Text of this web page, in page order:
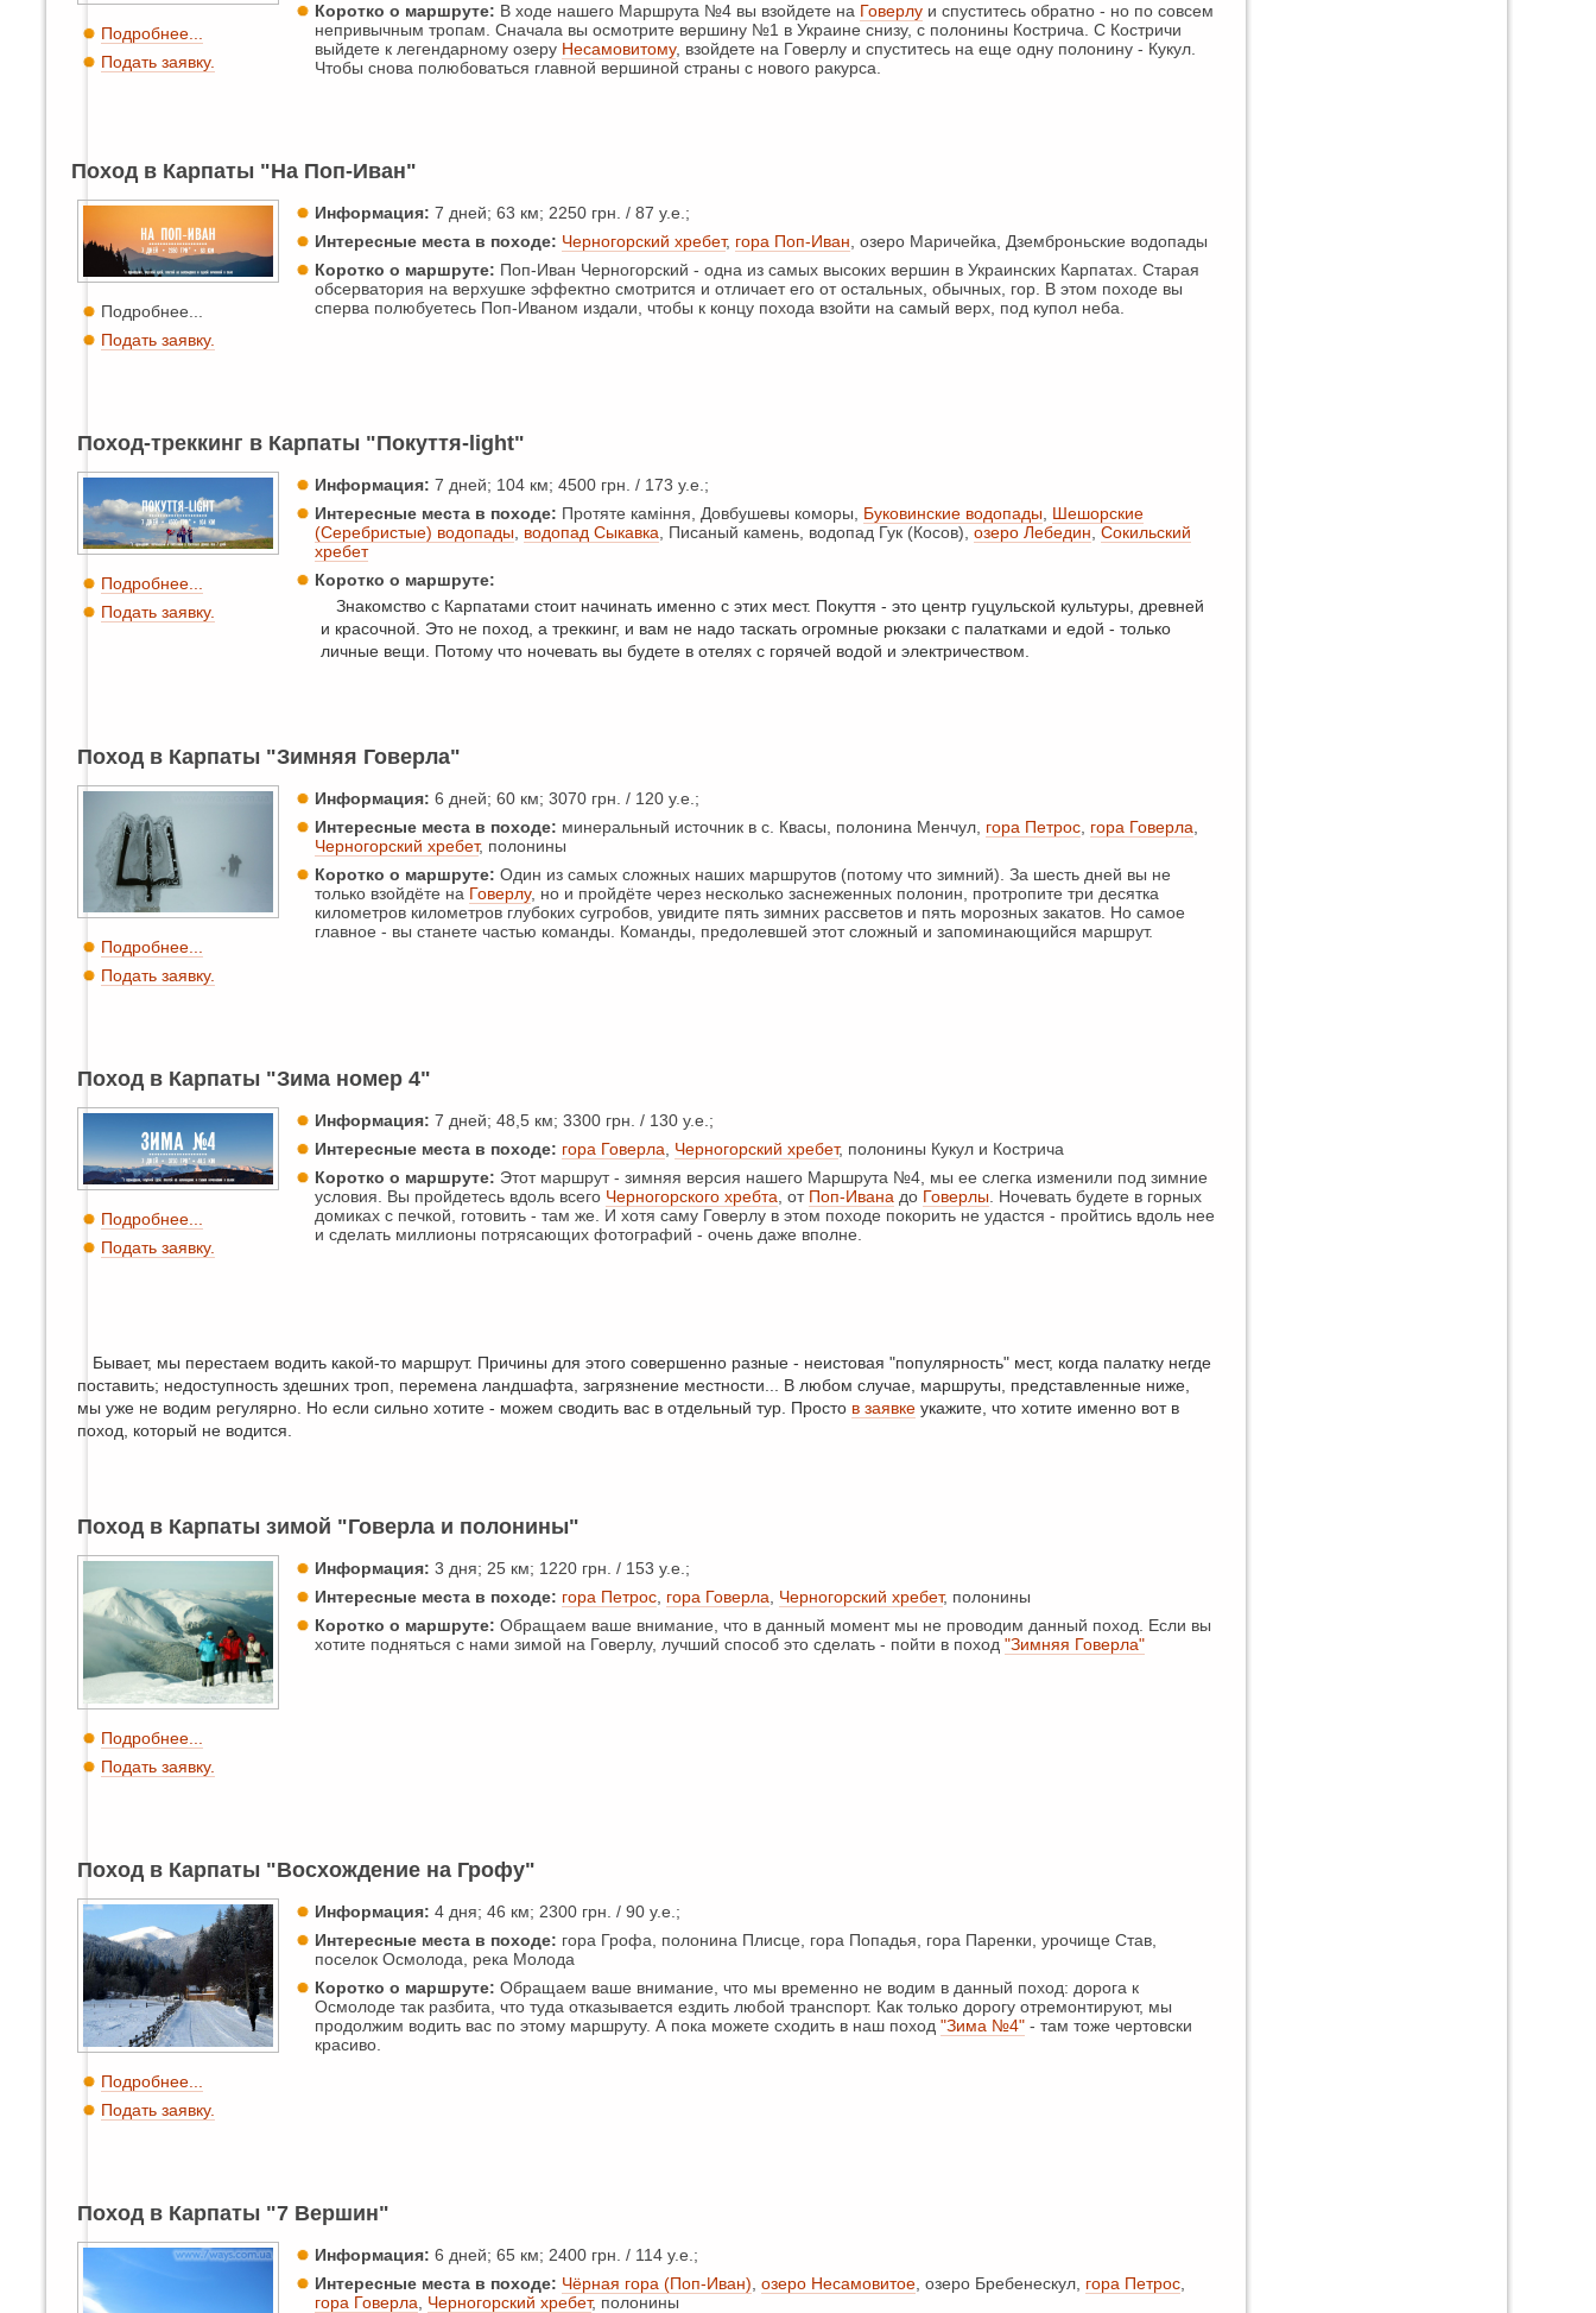
Подробнее...
Подать заявку.
Коротко о маршруте: В ходе нашего Маршрута №4 вы взойдете на Говерлу и спуститесь обратно - но по совсем
непривычным тропам. Сначала вы осмотрите вершину №1 в Украине снизу, с полонины Кострича. С Костричи
выйдете к легендарному озеру Несамовитому, взойдете на Говерлу и спуститесь на еще одну полонину - Кукул.
Чтобы снова полюбоваться главной вершиной страны с нового ракурса.
Поход в Карпаты "На Поп-Иван"
Подробнее...
Подать заявку.
Информация: 7 дней; 63 км; 2250 грн. / 87 у.е.;
Интересные места в походе: Черногорский хребет, гора Поп-Иван , озеро Маричейка, Дземброньские водопады
Коротко о маршруте: Поп-Иван Черногорский - одна из самых высоких вершин в Украинских Карпатах. Старая
обсерватория на верхушке эффектно смотрится и отличает его от остальных, обычных, гор. В этом походе вы
сперва полюбуетесь Поп-Иваном издали, чтобы к концу похода взойти на самый верх, под купол неба.
Поход-треккинг в Карпаты "Покуття-light"
Подробнее...
Подать заявку.
Информация: 7 дней; 104 км; 4500 грн. / 173 у.е.;
Интересные места в походе: Протяте каміння, Довбушевы коморы, Буковинские водопады Шешорские
(Серебристые) водопады водопад Сыкавка , Писаный камень, водопад Гук (Косов), озеро Лебедин Сокильский
хребет
Коротко о маршруте:
Знакомство с Карпатами стоит начинать именно с этих мест. Покуття - это центр гуцульской культуры, древней
и красочной. Это не поход, а треккинг, и вам не надо таскать огромные рюкзаки с палатками и едой - только
личные вещи. Потому что ночевать вы будете в отелях с горячей водой и электричеством.
Поход в Карпаты "Зимняя Говерла"
Подробнее...
Подать заявку.
Информация: 6 дней; 60 км; 3070 грн. / 120 у.е.;
Интересные места в походе: минеральный источник в с. Квасы, полонина Менчул, гора Петрос гора Говерла
Черногорский хребет, полонины
Коротко о маршруте: Один из самых сложных наших маршрутов (потому что зимний). За шесть дней вы не
только взойдёте на Говерлу, но и пройдёте через несколько заснеженных полонин, протропите три десятка
километров километров глубоких сугробов, увидите пять зимних рассветов и пять морозных закатов. Но самое
главное - вы станете частью команды. Команды, предолевшей этот сложный и запоминающийся маршрут.
Поход в Карпаты "Зима номер 4"
Подробнее...
Подать заявку.
Информация: 7 дней; 48,5 км; 3300 грн. / 130 у.е.;
Интересные места в походе: гора Говерла Черногорский хребет, полонины Кукул и Кострича
Коротко о маршруте: Этот маршрут - зимняя версия нашего Маршрута №4, мы ее слегка изменили под зимние
условия. Вы пройдетесь вдоль всего Черногорского хребта , от Поп-Ивана до Говерлы . Ночевать будете в горных
домиках с печкой, готовить - там же. И хотя саму Говерлу в этом походе покорить не удастся - пройтись вдоль нее
и сделать миллионы потрясающих фотографий - очень даже вполне.
Бывает, мы перестаем водить какой-то маршрут. Причины для этого совершенно разные - неистовая "популярность" мест, когда палатку негде
поставить; недоступность здешних троп, перемена ландшафта, загрязнение местности... В любом случае, маршруты, представленные ниже,
мы уже не водим регулярно. Но если сильно хотите - можем сводить вас в отдельный тур. Просто в заявке укажите, что хотите именно вот в
поход, который не водится.
Поход в Карпаты зимой "Говерла и полонины"
Подробнее...
Подать заявку.
Информация: 3 дня; 25 км; 1220 грн. / 153 у.е.;
Интересные места в походе: гора Петрос гора Говерла Черногорский хребет, полонины
Коротко о маршруте: Обращаем ваше внимание, что в данный момент мы не проводим данный поход. Если вы
хотите подняться с нами зимой на Говерлу, лучший способ это сделать - пойти в поход "Зимняя Говерла"
Поход в Карпаты "Восхождение на Грофу"
Подробнее...
Подать заявку.
Информация: 4 дня; 46 км; 2300 грн. / 90 у.е.;
Интересные места в походе: гора Грофа, полонина Плисце, гора Попадья, гора Паренки, урочище Став,
поселок Осмолода, река Молода
Коротко о маршруте: Обращаем ваше внимание, что мы временно не водим в данный поход: дорога к
Осмолоде так разбита, что туда отказывается ездить любой транспорт. Как только дорогу отремонтируют, мы
продолжим водить вас по этому маршруту. А пока можете сходить в наш поход "Зима №4" - там тоже чертовски
красиво.
Поход в Карпаты "7 Вершин"
Информация: 6 дней; 65 км; 2400 грн. / 114 у.е.;
Интересные места в походе: Чёрная гора (Поп-Иван) озеро Несамовитое , озеро Бребенескул, гора Петрос
гора Говерла
Черногорский хребет, полонины